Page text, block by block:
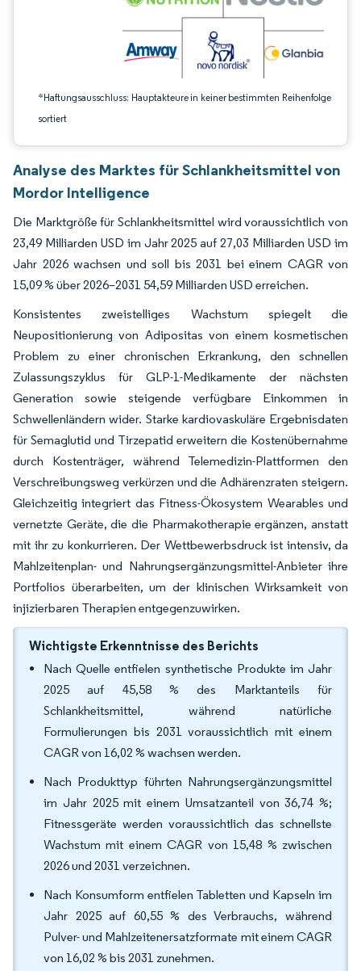
*Haftungsausschluss: Hauptakteure in keiner bestimmten Reihenfolge
sortiert
Analyse des Marktes für Schlankheitsmittel von
Mordor Intelligence
Die Marktgröße für Schlankheitsmittel wird voraussichtlich von
23,49 Milliarden USD im Jahr 2025 auf 27,03 Milliarden USD im
Jahr 2026 wachsen und soll bis 2031 bei einem CAGR von
15,09 % über 2026–2031 54,59 Milliarden USD erreichen.
Konsistentes zweistelliges Wachstum spiegelt die
Neupositionierung von Adipositas von einem kosmetischen
Problem zu einer chronischen Erkrankung, den schnellen
Zulassungszyklus für GLP-1-Medikamente der nächsten
Generation sowie steigende verfügbare Einkommen in
Schwellenländern wider. Starke kardiovaskuläre Ergebnisdaten
für Semaglutid und Tirzepatid erweitern die Kostenübernahme
durch Kostenträger, während Telemedizin-Plattformen den
Verschreibungsweg verkürzen und die Adhärenzraten steigern.
Gleichzeitig integriert das Fitness-Ökosystem Wearables und
vernetzte Geräte, die die Pharmakotherapie ergänzen, anstatt
mit ihr zu konkurrieren. Der Wettbewerbsdruck ist intensiv, da
Mahlzeitenplan- und Nahrungsergänzungsmittel-Anbieter ihre
Portfolios überarbeiten, um der klinischen Wirksamkeit von
injizierbaren Therapien entgegenzuwirken.
Wichtigste Erkenntnisse des Berichts
Nach Quelle entfielen synthetische Produkte im Jahr
2025 auf 45,58 % des Marktanteils für
Schlankheitsmittel, während natürliche
Formulierungen bis 2031 voraussichtlich mit einem
CAGR von 16,02 % wachsen werden.
Nach Produkttyp führten Nahrungsergänzungsmittel
im Jahr 2025 mit einem Umsatzanteil von 36,74 %;
Fitnessgeräte werden voraussichtlich das schnellste
Wachstum mit einem CAGR von 15,48 % zwischen
2026 und 2031 verzeichnen.
Nach Konsumform entfielen Tabletten und Kapseln im
Jahr 2025 auf 60,55 % des Verbrauchs, während
Pulver- und Mahlzeitenersatzformate mit einem CAGR
von 16,02 % bis 2031 zunehmen.